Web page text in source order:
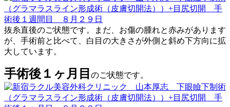
抜糸直後のご状態です。まだ、お傷の腫れと赤みがあります
が、手術前と比べて、白目の大きさが外側と斜め下方向に拡
大しています。
手術後１ヶ月目 のご状態です。